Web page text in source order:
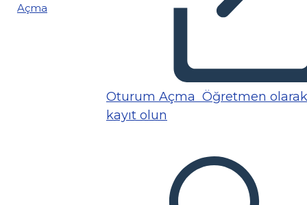
Açma
Oturum Açma Öğretmen olarak
kayıt olun